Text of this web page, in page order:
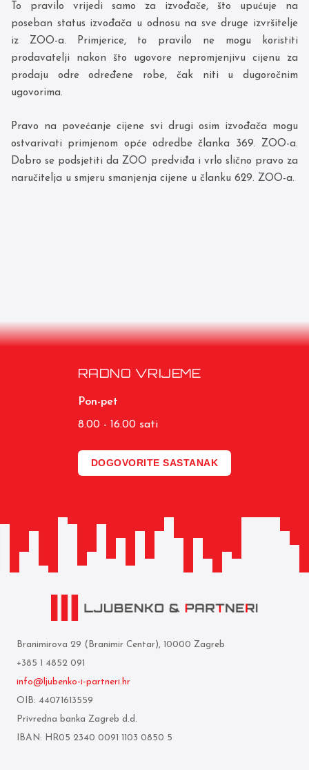
To pravilo vrijedi samo za izvođače, što upućuje na
poseban status izvođača u odnosu na sve druge izvršitelje
iz ZOO-a. Primjerice, to pravilo ne mogu koristiti
prodavatelji nakon što ugovore nepromjenjivu cijenu za
prodaju odre određene robe, čak niti u dugoročnim
ugovorima.
Pravo na povećanje cijene svi drugi osim izvođača mogu
ostvarivati primjenom opće odredbe članka 369. ZOO-a.
Dobro se podsjetiti da ZOO predviđa i vrlo slično pravo za
naručitelja u smjeru smanjenja cijene u članku 629. ZOO-a.
RADNO VRIJEME
Pon-pet
8.00 - 16.00 sati
DOGOVORITE SASTANAK
Branimirova 29 (Branimir Centar), 10000 Zagreb
+385 1 4852 091
info@ljubenko-i-partneri.hr
OIB: 44071613559
Privredna banka Zagreb d.d.
IBAN: HR05 2340 0091 1103 0850 5